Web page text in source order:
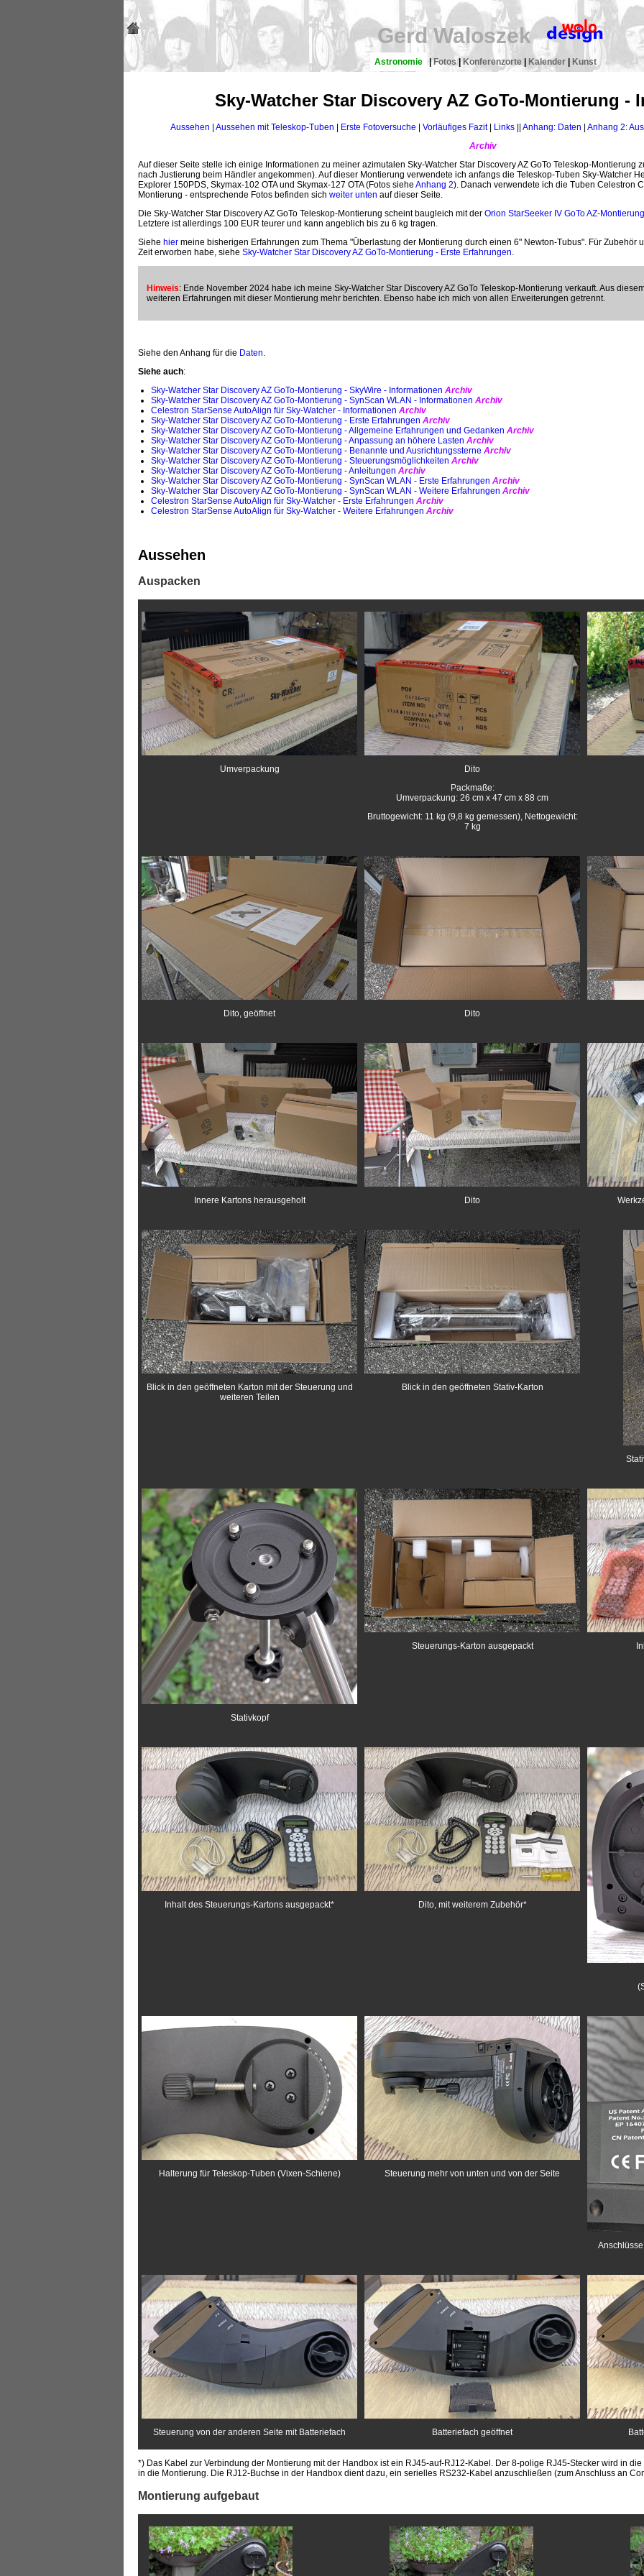
Gerd Waloszek
Astronomie |Fotos| Konferenzorte| Kalender| Kunst
Sky-Watcher Star Discovery AZ GoTo-Montierung -
Aussehen Aussehen mit Teleskop-Tuben Erste Fotoversuche Vorläufiges Fazit| Links|| Anhang: Daten
Anhang 2:
Archiv
Auf dieser Seite stelle ich einige Informationen zu meiner azimutalen Sky-Watcher Star Discovery AZ GoTo Teleskop-Montierung
nach Justierung beim Händler angekommen). Auf dieser Montierung verwendete ich anfangs die Teleskop-Tuben Sky-Watcher
Explorer 150PDS, Skymax-102 OTA und Skymax-127 OTA (Fotos siehe Anhang 2). Danach verwendete ich die Tuben Celestron
Montierung - entsprechende Fotos befinden sich weiter unten auf dieser Seite.
Die Sky-Watcher Star Discovery AZ GoTo Teleskop-Montierung scheint baugleich mit der Orion StarSeeker IV GoTo AZ-Montierung
Letztere ist allerdings 100 EUR teurer und kann angeblich bis zu 6 kg tragen.
Siehe hier meine bisherigen Erfahrungen zum Thema "Überlastung der Montierung durch einen 6" Newton-Tubus". Für Zubehör
Zeit erworben habe, siehe Sky-Watcher Star Discovery AZ GoTo-Montierung - Erste Erfahrungen.
Hinweis: Ende November 2024 habe ich meine Sky-Watcher Star Discovery AZ GoTo Teleskop-Montierung verkauft. Aus
weiteren Erfahrungen mit dieser Montierung mehr berichten. Ebenso habe ich mich von allen Erweiterungen getrennt.
Siehe den Anhang für die Daten.
Siehe auch:
Sky-Watcher Star Discovery AZ GoTo-Montierung - SkyWire - Informationen Archiv
Sky-Watcher Star Discovery AZ GoTo-Montierung - SynScan WLAN - Informationen Archiv
Celestron StarSense AutoAlign für Sky-Watcher - Informationen Archiv
Sky-Watcher Star Discovery AZ GoTo-Montierung - Erste Erfahrungen Archiv
Sky-Watcher Star Discovery AZ GoTo-Montierung - Allgemeine Erfahrungen und Gedanken Archiv
Sky-Watcher Star Discovery AZ GoTo-Montierung - Anpassung an höhere Lasten Archiv
Sky-Watcher Star Discovery AZ GoTo-Montierung - Benannte und Ausrichtungssterne Archiv
Sky-Watcher Star Discovery AZ GoTo-Montierung - Steuerungsmöglichkeiten Archiv
Sky-Watcher Star Discovery AZ GoTo-Montierung - Anleitungen Archiv
Sky-Watcher Star Discovery AZ GoTo-Montierung - SynScan WLAN - Erste Erfahrungen Archiv
Sky-Watcher Star Discovery AZ GoTo-Montierung - SynScan WLAN - Weitere Erfahrungen Archiv
Celestron StarSense AutoAlign für Sky-Watcher - Erste Erfahrungen Archiv
Celestron StarSense AutoAlign für Sky-Watcher - Weitere Erfahrungen Archiv
Aussehen
Auspacken
Umverpackung
Dito
Packmaße:
Umverpackung: 26 cm x 47 cm x 88 cm
Bruttogewicht: 11 kg (9,8 kg gemessen), Nettogewicht:
7 kg
Dito, geöffnet Dito
Innere Kartons herausgeholt Dito
Blick in den geöffneten Karton mit der Steuerung und
weiteren Teilen
Blick in den geöffneten Stativ-Karton
Stativkopf
Steuerungs-Karton ausgepackt
Inhalt des Steuerungs-Kartons ausgepackt* Dito, mit weiterem Zubehör*
Halterung für Teleskop-Tuben (Vixen-Schiene) Steuerung mehr von unten und von der Seite
Steuerung von der anderen Seite mit Batteriefach Batteriefach geöffnet
*) Das Kabel zur Verbindung der Montierung mit der Handbox ist ein RJ45-auf-RJ12-Kabel. Der 8-polige RJ45-Stecker wird in
in die Montierung. Die RJ12-Buchse in der Handbox dient dazu, ein serielles RS232-Kabel anzuschließen (zum Anschluss an
Montierung aufgebaut